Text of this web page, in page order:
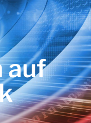
auf